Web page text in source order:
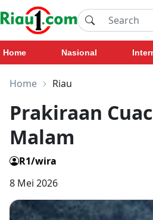
Home Nasional
Home Riau
Prakiraan
Malam
R1/wira
8 Mei 2026